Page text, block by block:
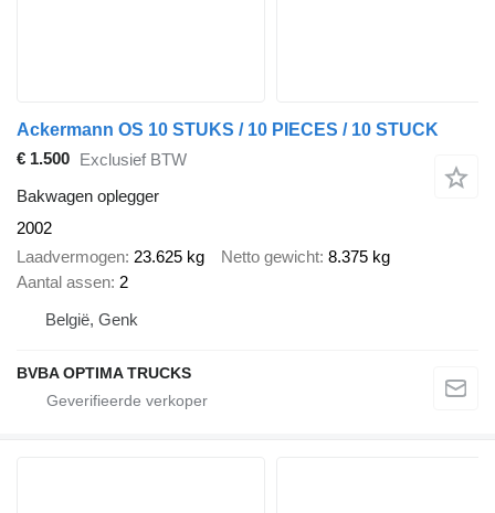
Ackermann OS 10 STUKS / 10 PIECES / 10 STUCK
€ 1.500 Exclusief BTW
Bakwagen oplegger
2002
Laadvermogen 23.625 kg Netto gewicht 8.375 kg
Aantal assen 2
België, Genk
BVBA OPTIMA TRUCKS